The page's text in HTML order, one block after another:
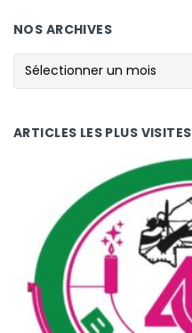
NOS ARCHIVES
NOS ARCHIVES
ARTICLES LES PLUS VISITES